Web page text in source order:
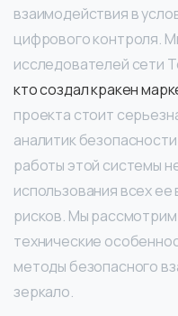
взаимодействия в
цифрового контроля.
исследователей сети
кто создал кракен
проекта стоит
аналитик
работы этой системы
использования всех
рисков. Мы
технические
методы безопасного
зеркало.